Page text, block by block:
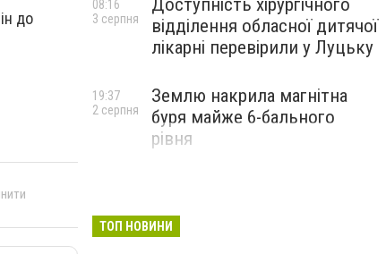
до
Доступність хірургічного
відділення обласної дитячої
лікарні перевірили у Луцьку
08:16
3 серпня
Землю накрила магнітна
буря майже 6-бального
рівня
19:37
2 серпня
ТОП НОВИНИ